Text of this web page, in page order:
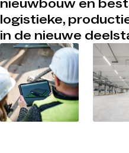
nieuwbouw en
logistieke,
in de nieuwe